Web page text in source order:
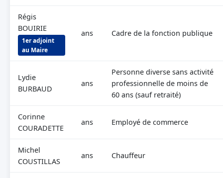
Régis
BOUIRIE
1er adjoint
au Maire
ans Cadre de la fonction publique
Lydie
BURBAUD
ans
Personne diverse sans activité
professionnelle de moins de
60 ans (sauf retraité)
Corinne
COURADETTE
ans Employé de commerce
Michel
COUSTILLAS
ans Chauffeur